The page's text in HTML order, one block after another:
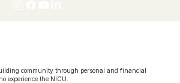
community through personal and financial
experience the NICU.